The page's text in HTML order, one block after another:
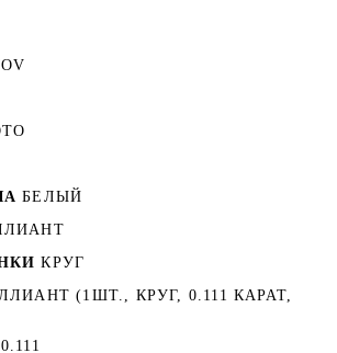
БЕЛЫЙ
КРУГ
(1ШТ., КРУГ, 0.111 КАРАТ,
0.111